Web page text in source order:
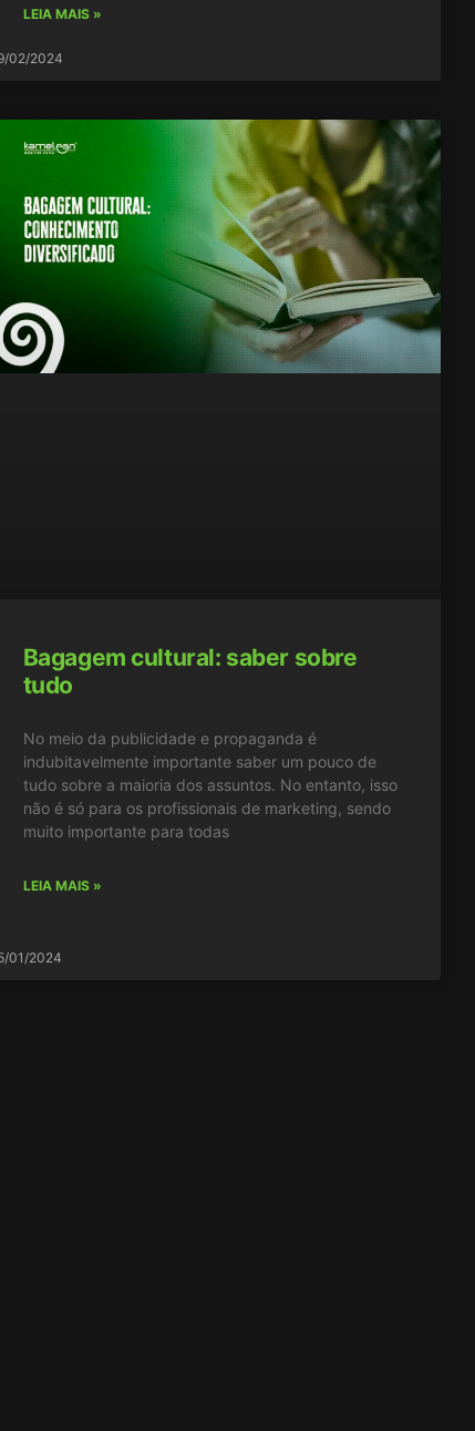
LEIA MAIS »
02/2024
Bagagem cultural: saber sobre
tudo
No meio da publicidade e propaganda é
indubitavelmente importante saber um pouco de
tudo sobre a maioria dos assuntos. No entanto, isso
não é só para os profissionais de marketing, sendo
muito importante para todas
LEIA MAIS »
01/2024